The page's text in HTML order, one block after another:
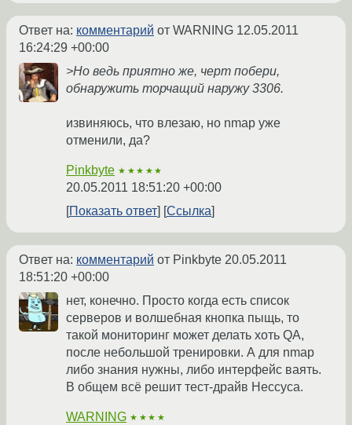
Ответ на: комментарий от WARNING 12.05.2011
16:24:29 +00:00
>Но ведь приятно же, черт побери,
обнаружить торчащий наружу 3306.
извиняюсь, что влезаю, но nmap уже
отменили, да?
Pinkbyte ★★★★★
20.05.2011 18:51:20 +00:00
Показать ответ
Ссылка
Ответ на: комментарий от Pinkbyte 20.05.2011
18:51:20 +00:00
нет, конечно. Просто когда есть список
серверов и волшебная кнопка пыщь, то
такой мониторинг может делать хоть QA,
после небольшой тренировки. А для nmap
либо знания нужны, либо интерфейс ваять.
В общем всё решит тест-драйв Нессуса.
WARNING ★★★★